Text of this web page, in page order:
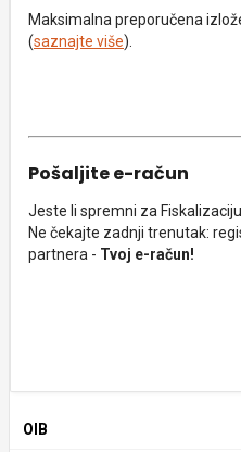
Maksimalna preporučena
(saznajte više).
Pošaljite e-račun
Jeste li spremni za
Ne čekajte zadnji trenutak:
partnera - Tvoj e-račun!
OIB